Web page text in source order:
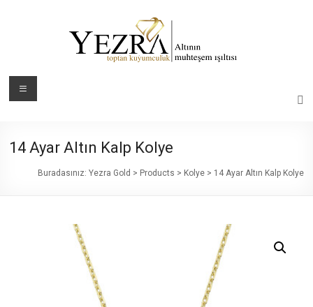
Yezra
Muhteşem
Menü
14 Ayar Altın Kalp Kolye
Buradasınız: Yezra Gold > Products > Kolye> 14 Ayar Altın Kalp Kolye